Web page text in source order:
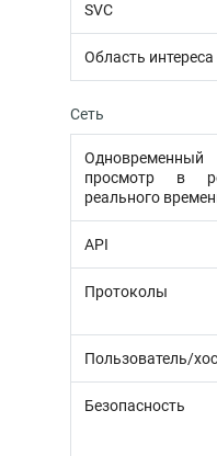
SVC
Область интереса
Сеть
Одновременный
просмотр в
реального
API
Протоколы
Пользователь/
Безопасность